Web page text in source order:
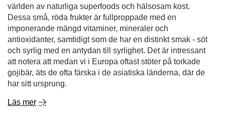
världen av naturliga superfoods och hälsosam kost.
Dessa små, röda frukter är fullproppade med en
imponerande mängd vitaminer, mineraler och
antioxidanter, samtidigt som de har en distinkt smak - söt
och syrlig med en antydan till syrlighet. Det är intressant
att notera att medan vi i Europa oftast stöter på torkade
gojibär, äts de ofta färska i de asiatiska länderna, där de
har sitt ursprung.
Läs mer